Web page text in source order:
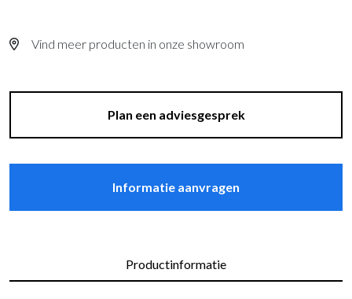
Vind meer producten in onze showroom
Plan een adviesgesprek
Informatie aanvragen
Productinformatie